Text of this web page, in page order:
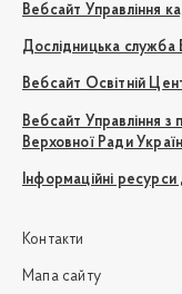
Вебсайт Управління
Дослідницька служба
Вебсайт Освітній
Вебсайт Управління
Верховної Ради
Інформаційні
Контакти
Мапа сайту